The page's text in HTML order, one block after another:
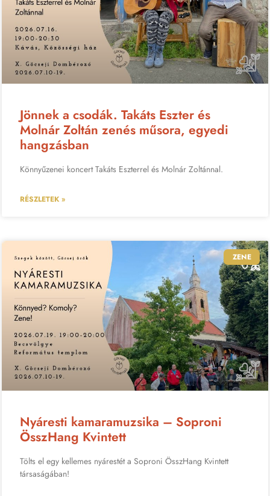
Jönnek a csodák. Takáts Eszter és
Molnár Zoltán zenés műsora, egyedi
hangzásban
Könnyűzenei koncert Takáts Eszterrel és Molnár Zoltánnal.
RÉSZLETEK »
ZENE
Nyáresti kamaramuzsika – Soproni
ÖsszHang Kvintett
Tölts el egy kellemes nyárestét a Soproni ÖsszHang Kvintett
társaságában!